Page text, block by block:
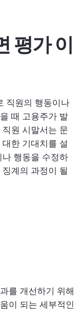
평가 이
직원의 행동이나
때 고용주가 발
원 시말서는 문
한 기대치를 설
행동을 수정하
계의 과정이 될
를 개선하기 위해
이 되는 세부적인